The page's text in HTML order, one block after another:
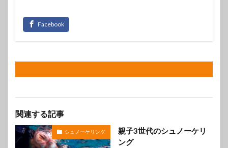
関連する記事
シュノーケリング
親子3世代のシュノーケリ
ング